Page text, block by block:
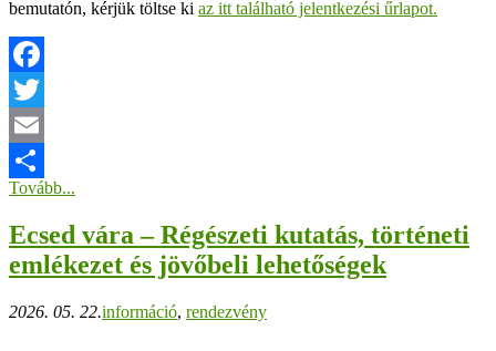
bemutatón, kérjük töltse ki az itt található jelentkezési űrlapot.
Facebook
Twitter
Email
Ossza
meg
Tovább...
Ecsed vára – Régészeti kutatás, történeti
emlékezet és jövőbeli lehetőségek
2026. 05. 22.információ, rendezvény